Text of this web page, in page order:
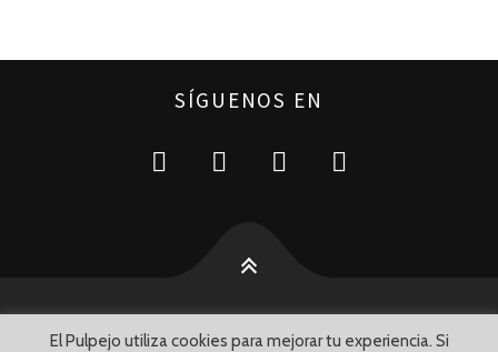
SÍGUENOS EN
El Pulpejo utiliza cookies para mejorar tu experiencia. Si